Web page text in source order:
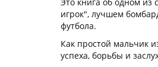
игрок", лучшем
футбола.
Как простой мальчик
успеха, борьбы и